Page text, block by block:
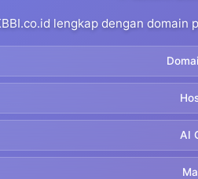
lengkap dengan domain
AI